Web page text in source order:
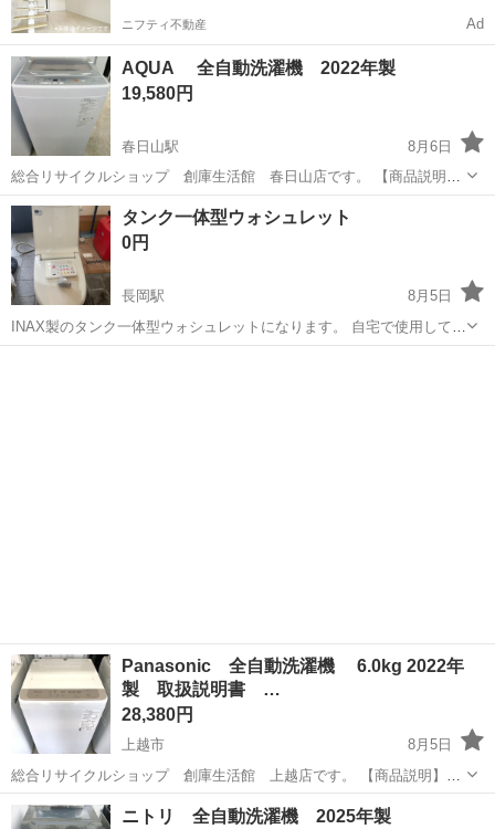
ニフティ不動産 Ad
AQUA 全自動洗濯機 2022年製
19,580円
春日山駅
8月6日
総合リサイクルショップ 創庫生活館 春日山店です。 【商品説明】
AQUAの全自動洗濯機になります。 AQW-S5N 5.0㎏ サイズ：幅52.5
㎝ 奥行50㎝ 高さ89㎝ 当店にて洗濯槽を分解してのク...
新潟 上越市 春日山駅 生活家電 AQUA
タンク一体型ウォシュレット
0円
長岡駅
8月5日
INAX製のタンク一体型ウォシュレットになります。 自宅で使用してい
ました、後継品に交換しましたので出品します。使用中に不具合はあ
Panasonic 全自動洗濯機 6.0kg 2022年
製 取扱説明書 …
28,380円
上越市
8月5日
総合リサイクルショップ 創庫生活館 上越店です。 【商品説明】
Panasonic 全自動洗濯機 6.0kg 2022年製 取扱説明書 NA-
F60B15 になります。 サイズ：幅562×奥行572×...
新潟 上越市 生活家電 Panasonic
ニトリ 全自動洗濯機 2025年製